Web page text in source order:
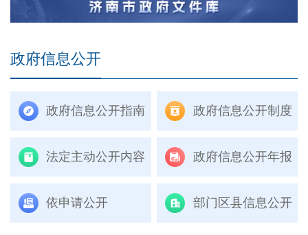
政府信息公开
政府信息公开指南 政府信息公开制度
法定主动公开内容 政府信息公开年报
依申请公开 部门区县信息公开